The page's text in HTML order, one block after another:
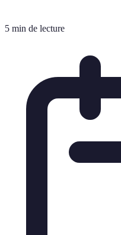
5 min de lecture